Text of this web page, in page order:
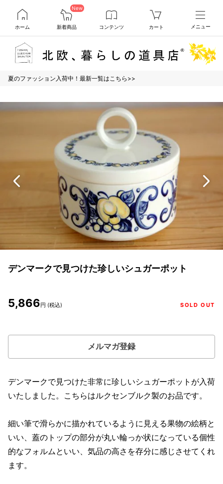
ホーム
New
新着商品 コンテンツ カート メニュー
夏のファッション入荷中！最新一覧はこちら>>
デンマークで見つけた珍しいシュガーポット
5,866円 (税込) SOLD OUT
メルマガ登録
デンマークで見つけた非常に珍しいシュガーポットが入荷
いたしました。こちらはルクセンブルク製のお品です。
細い筆で滑らかに描かれているように見える果物の絵柄と
いい、蓋のトップの部分が丸い輪っか状になっている個性
的なフォルムといい、気品の高さを存分に感じさせてくれ
ます。